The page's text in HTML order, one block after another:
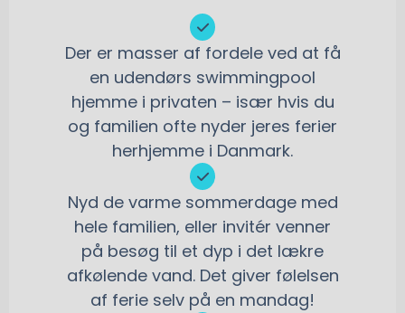
Der er masser af fordele ved at få
en udendørs swimmingpool
hjemme i privaten – især hvis du
og familien ofte nyder jeres ferier
herhjemme i Danmark.
Nyd de varme sommerdage med
hele familien, eller invitér venner
på besøg til et dyp i det lækre
afkølende vand. Det giver følelsen
af ferie selv på en mandag!